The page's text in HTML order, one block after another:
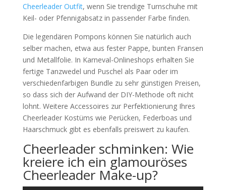
Cheerleader Outfit, wenn Sie trendige Turnschuhe mit
Keil- oder Pfennigabsatz in passender Farbe finden.
Die legendären Pompons können Sie natürlich auch
selber machen, etwa aus fester Pappe, bunten Fransen
und Metallfolie. In Karneval-Onlineshops erhalten Sie
fertige Tanzwedel und Puschel als Paar oder im
verschiedenfarbigen Bundle zu sehr günstigen Preisen,
so dass sich der Aufwand der DIY-Methode oft nicht
lohnt. Weitere Accessoires zur Perfektionierung Ihres
Cheerleader Kostüms wie Perücken, Federboas und
Haarschmuck gibt es ebenfalls preiswert zu kaufen.
Cheerleader schminken: Wie
kreiere ich ein glamouröses
Cheerleader Make-up?